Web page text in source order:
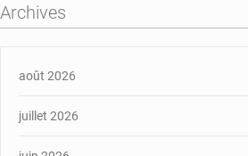
Archives
août 2026
juillet 2026